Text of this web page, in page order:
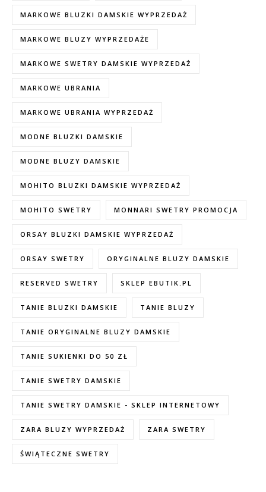
MARKOWE BLUZKI DAMSKIE WYPRZEDAŻ
MARKOWE BLUZY WYPRZEDAŻE
MARKOWE SWETRY DAMSKIE WYPRZEDAŻ
MARKOWE UBRANIA
MARKOWE UBRANIA WYPRZEDAŻ
MODNE BLUZKI DAMSKIE
MODNE BLUZY DAMSKIE
MOHITO BLUZKI DAMSKIE WYPRZEDAŻ
MOHITO SWETRY MONNARI SWETRY PROMOCJA
ORSAY BLUZKI DAMSKIE WYPRZEDAŻ
ORSAY SWETRY ORYGINALNE BLUZY DAMSKIE
RESERVED SWETRY SKLEP EBUTIK.PL
TANIE BLUZKI DAMSKIE TANIE BLUZY
TANIE ORYGINALNE BLUZY DAMSKIE
TANIE SUKIENKI DO 50 ZŁ
TANIE SWETRY DAMSKIE
TANIE SWETRY DAMSKIE - SKLEP INTERNETOWY
ZARA BLUZY WYPRZEDAŻ ZARA SWETRY
ŚWIĄTECZNE SWETRY